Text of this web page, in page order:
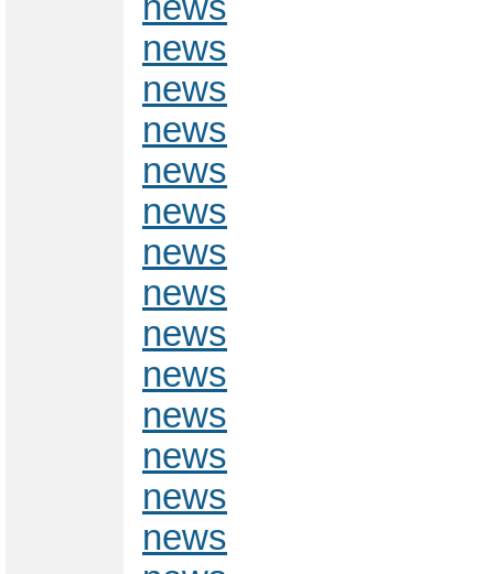
news
news
news
news
news
news
news
news
news
news
news
news
news